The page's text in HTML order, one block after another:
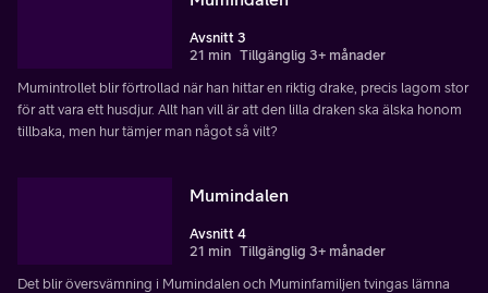
Avsnitt 3
21 min Tillgänglig 3+ månader
Mumintrollet blir förtrollad när han hittar en riktig drake, precis lagom stor
för att vara ett husdjur. Allt han vill är att den lilla draken ska älska honom
tillbaka, men hur tämjer man något så vilt?
Mumindalen
Avsnitt 4
21 min Tillgänglig 3+ månader
Det blir översvämning i Mumindalen och Muminfamiljen tvingas lämna